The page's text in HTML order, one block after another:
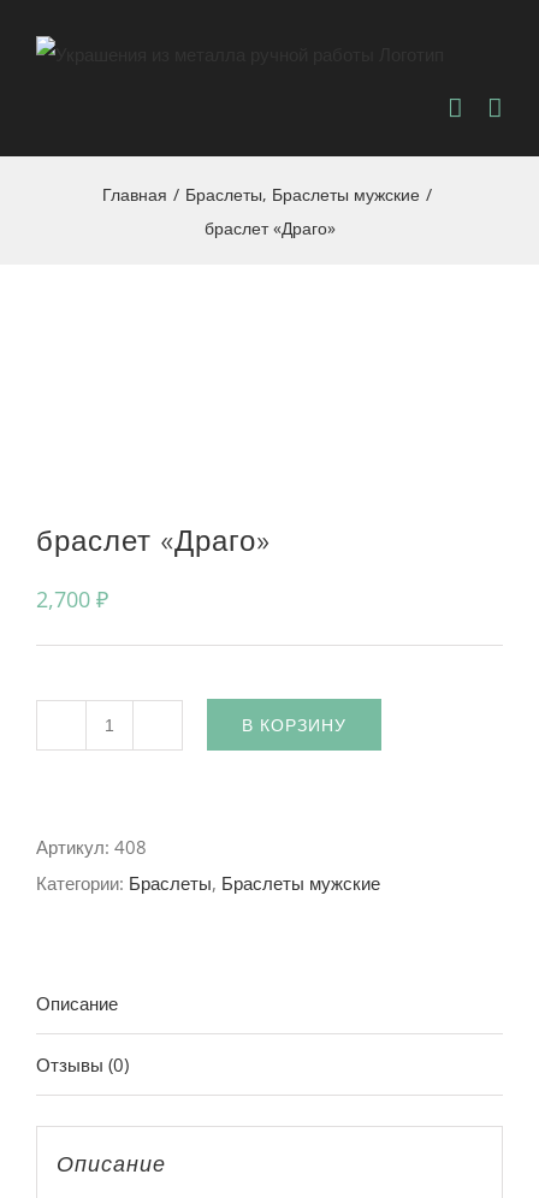
Главная / Браслеты, Браслеты мужские /
браслет «Драго»
браслет «Драго»
2,700 ₽
В КОРЗИНУ
Артикул: 408
Категории: Браслеты, Браслеты мужские
Описание
Отзывы (0)
Описание